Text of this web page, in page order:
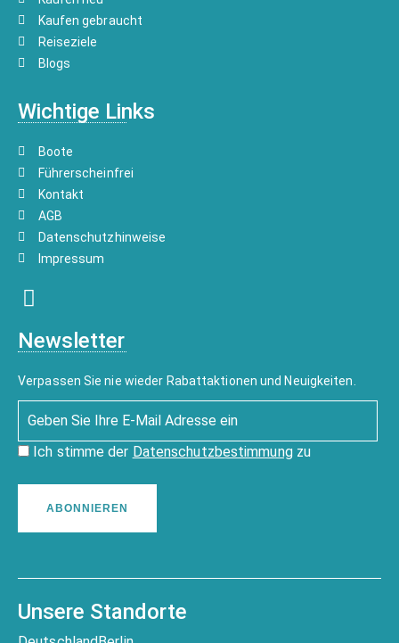
Kaufen gebraucht
Reiseziele
Blogs
Wichtige Links
Boote
Führerscheinfrei
Kontakt
AGB
Datenschutzhinweise
Impressum
Newsletter
Verpassen Sie nie wieder Rabattaktionen und Neuigkeiten.
Ich stimme der Datenschutzbestimmungzu
ABONNIEREN
Unsere Standorte